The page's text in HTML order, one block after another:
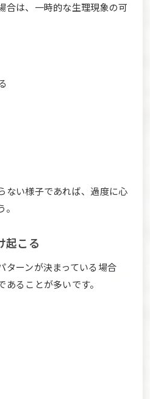
合は、一時的な生理現象の可
ない様子であれば、過度に心
起こる
ターンが決まっている場合
ることが多いです。